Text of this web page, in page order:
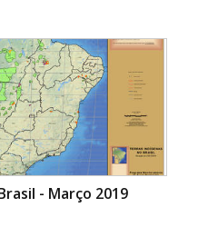
- Março 2019